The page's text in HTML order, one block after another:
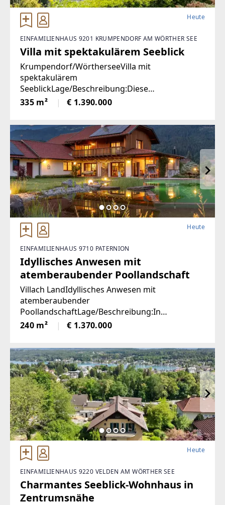
Heute
EINFAMILIENHAUS 9201 KRUMPENDORF AM WÖRTHER SEE
Villa mit spektakulärem Seeblick
Krumpendorf/WörtherseeVilla mit
spektakulärem
SeeblickLage/Beschreibung:Diese
außergewöhnliche Villa in Krumpendorf am
Wörthersee vereint großzügiges Wohnen,
Aussicht in einer der begehrtesten
335 m² € 1.390.000
Heute
EINFAMILIENHAUS 9710 PATERNION
Idyllisches Anwesen mit
atemberaubender Poollandschaft
Villach LandIdyllisches Anwesen mit
atemberaubender
PoollandschaftLage/Beschreibung:In
traumhafter Lage von Feffernitz präsentiert sich
dieses außergewöhnliche Anwesen als wahres
Eingebettet in eine
240 m² € 1.370.000
Heute
EINFAMILIENHAUS 9220 VELDEN AM WÖRTHER SEE
Charmantes Seeblick-Wohnhaus in
Zentrumsnähe